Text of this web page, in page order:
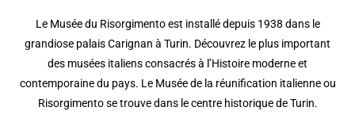
Le Musée du Risorgimento est installé depuis 1938 dans le
grandiose palais Carignan à Turin. Découvrez le plus important
des musées italiens consacrés à l’Histoire moderne et
contemporaine du pays. Le Musée de la réunification italienne ou
Risorgimento se trouve dans le centre historique de Turin.